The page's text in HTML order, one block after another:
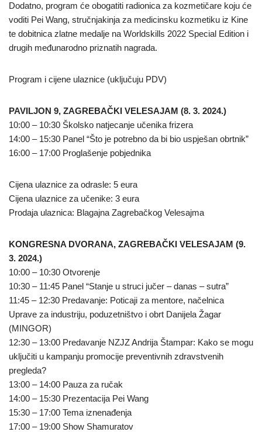
Dodatno, program će obogatiti radionica za kozmetičare koju će
voditi Pei Wang, stručnjakinja za medicinsku kozmetiku iz Kine
te dobitnica zlatne medalje na Worldskills 2022 Special Edition i
drugih međunarodno priznatih nagrada.
Program i cijene ulaznice (uključuju PDV)
PAVILJON 9, ZAGREBAČKI VELESAJAM (8. 3. 2024.)
10:00 – 10:30 Školsko natjecanje učenika frizera
14:00 – 15:30 Panel “Što je potrebno da bi bio uspješan obrtnik”
16:00 – 17:00 Proglašenje pobjednika
Cijena ulaznice za odrasle: 5 eura
Cijena ulaznice za učenike: 3 eura
Prodaja ulaznica: Blagajna Zagrebačkog Velesajma
KONGRESNA DVORANA, ZAGREBAČKI VELESAJAM (9.
3. 2024.)
10:00 – 10:30 Otvorenje
10:30 – 11:45 Panel “Stanje u struci jučer – danas – sutra”
11:45 – 12:30 Predavanje: Poticaji za mentore, načelnica
Uprave za industriju, poduzetništvo i obrt Danijela Žagar
(MINGOR)
12:30 – 13:00 Predavanje NZJZ Andrija Štampar: Kako se mogu
uključiti u kampanju promocije preventivnih zdravstvenih
pregleda?
13:00 – 14:00 Pauza za ručak
14:00 – 15:30 Prezentacija Pei Wang
15:30 – 17:00 Tema iznenađenja
17:00 – 19:00 Show Shamuratov